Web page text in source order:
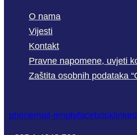
O nama
Vijesti
Kontakt
Pravne napomene, uvjeti
Zaštita osobnih podataka
phonemail-emptyfacebook